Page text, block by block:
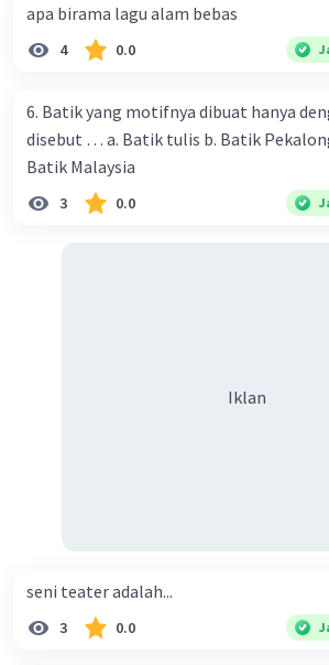
apa birama lagu alam bebas
4 0.0
6. Batik yang motifnya dibuat hanya
disebut … a. Batik tulis b. Batik
Batik Malaysia
3 0.0
Iklan
seni teater adalah...
3 0.0